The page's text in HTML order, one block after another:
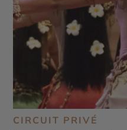
CIRCUIT PRIVÉ